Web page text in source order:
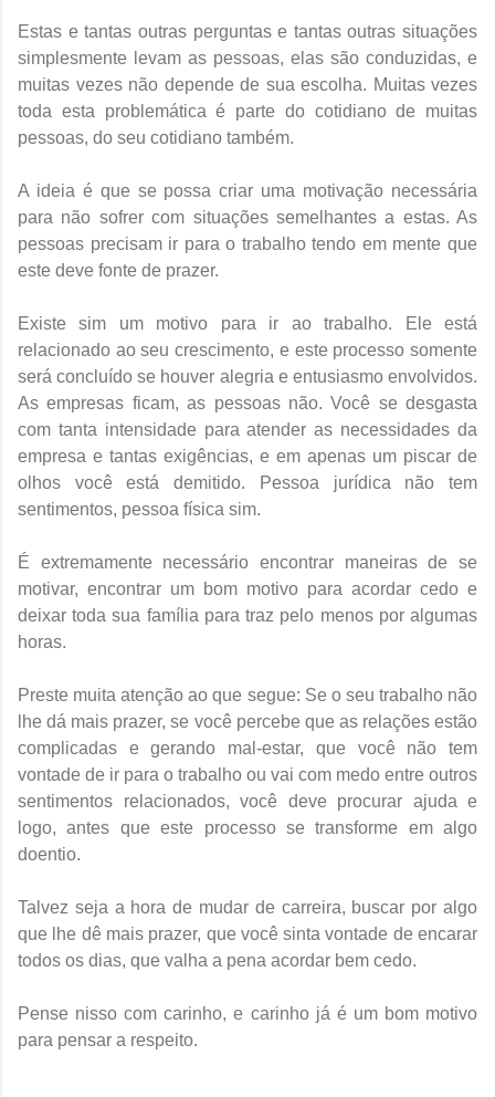
Estas e tantas outras perguntas e tantas outras situações
simplesmente levam as pessoas, elas são conduzidas, e
muitas vezes não depende de sua escolha. Muitas vezes
toda esta problemática é parte do cotidiano de muitas
pessoas, do seu cotidiano também.
A ideia é que se possa criar uma motivação necessária
para não sofrer com situações semelhantes a estas. As
pessoas precisam ir para o trabalho tendo em mente que
este deve fonte de prazer.
Existe sim um motivo para ir ao trabalho. Ele está
relacionado ao seu crescimento, e este processo somente
será concluído se houver alegria e entusiasmo envolvidos.
As empresas ficam, as pessoas não. Você se desgasta
com tanta intensidade para atender as necessidades da
empresa e tantas exigências, e em apenas um piscar de
olhos você está demitido. Pessoa jurídica não tem
sentimentos, pessoa física sim.
É extremamente necessário encontrar maneiras de se
motivar, encontrar um bom motivo para acordar cedo e
deixar toda sua família para traz pelo menos por algumas
horas.
Preste muita atenção ao que segue: Se o seu trabalho não
lhe dá mais prazer, se você percebe que as relações estão
complicadas e gerando mal-estar, que você não tem
vontade de ir para o trabalho ou vai com medo entre outros
sentimentos relacionados, você deve procurar ajuda e
logo, antes que este processo se transforme em algo
doentio.
Talvez seja a hora de mudar de carreira, buscar por algo
que lhe dê mais prazer, que você sinta vontade de encarar
todos os dias, que valha a pena acordar bem cedo.
Pense nisso com carinho, e carinho já é um bom motivo
para pensar a respeito.